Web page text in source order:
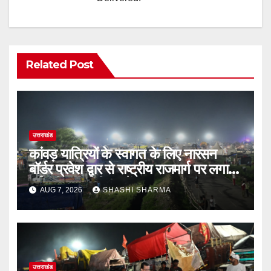
Related Post
उत्तराखंड
कांवड़ यात्रियों के स्वागत के लिए नारसन
बॉर्डर प्रवेश द्वार से राष्ट्रीय राजमार्ग पर लगाई
गई रंगीन एलईडी लाइटें
AUG 7, 2026 SHASHI SHARMA
उत्तराखंड